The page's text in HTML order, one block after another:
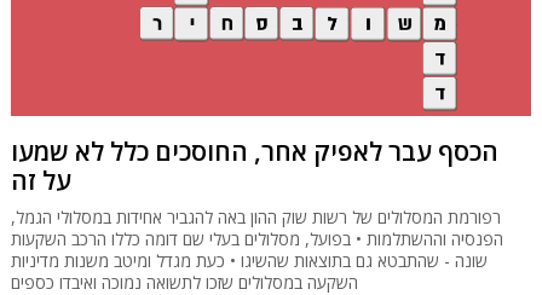
הכסף עבר לאפיק אחר, החוסכים כלל לא שמעו
על זה
רפורמת המסלולים של רשות שוק ההון באה להגביר אחידות במסלולי הגמל,
הפנסיה וההשתלמות • בפועל, מסלולים בעלי שם דומה כללו הרכב השקעות
שונה - שהתבטא גם בתוצאות שהשיגו • כעת מגדל ומיטב משנות מדיניות
השקעה במסלולים שזכו לתשואה נמוכה ואיבדו כספים